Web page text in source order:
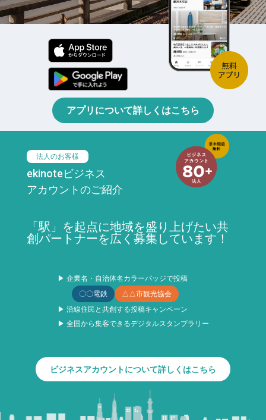
アプリについて詳しくはこちら
法人のお客様
ekinoteビジネス
アカウントのご紹介
「駅」を起点に地域を盛り上げたい共
創パートナーを広く募集しています！
▶ 企業名・自治体名カラーバッジで投稿
〇〇電鉄
△△市観光協会
▶ 沿線住民と共創する投稿キャンペーン
▶ 全国から集客できるデジタルスタンプラリー
ビジネスアカウントについて詳しくはこちら